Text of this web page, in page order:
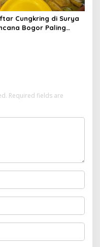
Cungkring di Surya
Bogor Paling
Required fields are